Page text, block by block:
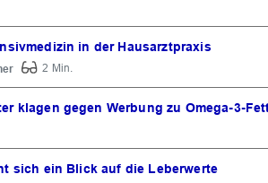
in der Hausarztpraxis
2 Min.
klagen gegen Werbung zu Omega-3-
sich ein Blick auf die Leberwerte